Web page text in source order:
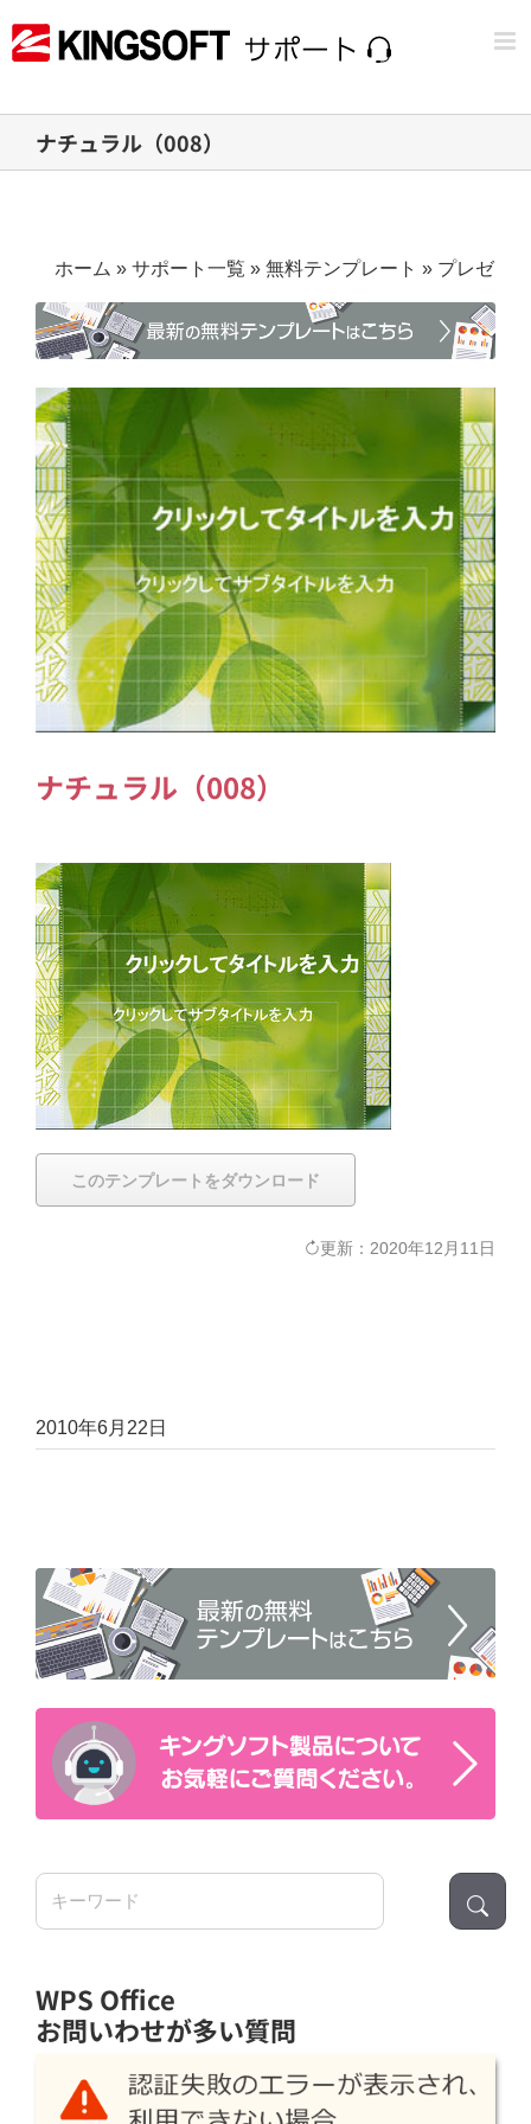
to
ナチュラル（008）
ホーム » サポート一覧 » 無料テンプレート » プレゼン
ナチュラル（008）
このテンプレートをダウンロード
更新：2020年12月11日
2010年6月22日
検
WPS Office
お問いわせが多い質問